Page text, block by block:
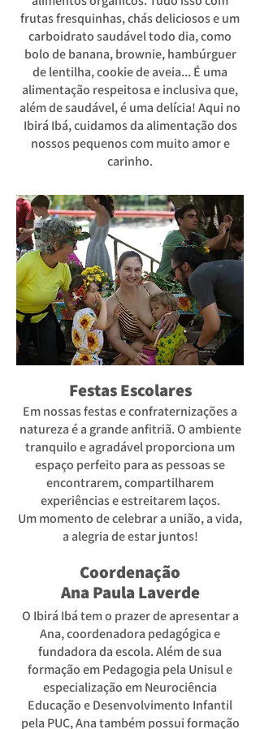
frutas fresquinhas, chás deliciosos e um
carboidrato saudável todo dia, como
bolo de banana, brownie, hambúrguer
de lentilha, cookie de aveia... É uma
alimentação respeitosa e inclusiva que,
além de saudável, é uma delícia! Aqui no
Ibirá Ibá, cuidamos da alimentação dos
nossos pequenos com muito amor e
carinho.
Festas Escolares
Em nossas festas e confraternizações a
natureza é a grande anfitriã.O ambiente
tranquilo e agradável proporciona um
espaço perfeito para as pessoas se
encontrarem, compartilharem
experiências e estreitarem laços.
Um momento de celebrar a união, a vida,
a alegria de estar juntos!
Coordenação
Ana Paula Laverde
O Ibirá Ibá tem o prazer de apresentar a
Ana, coordenadora pedagógica e
fundadora da escola. Além de sua
formação em Pedagogia pela Unisul e
especialização em Neurociência
Educação e Desenvolvimento Infantil
pela PUC, Ana também possui formação